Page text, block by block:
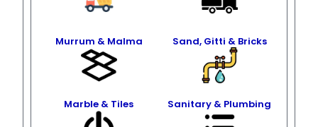
Murrum & Malma Sand, Gitti & Bricks
Marble & Tiles Sanitary & Plumbing